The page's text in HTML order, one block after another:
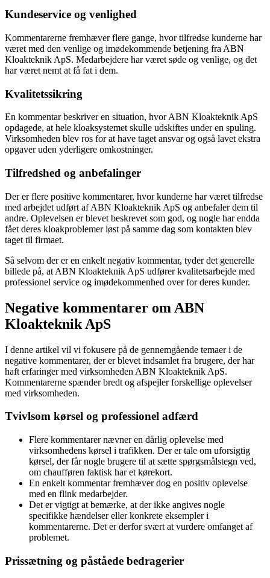
Kundeservice og venlighed
Kommentarerne fremhæver flere gange, hvor tilfredse kunderne har
været med den venlige og imødekommende betjening fra ABN
Kloakteknik ApS. Medarbejdere har været søde og venlige, og det
har været nemt at få fat i dem.
Kvalitetssikring
En kommentar beskriver en situation, hvor ABN Kloakteknik ApS
opdagede, at hele kloaksystemet skulle udskiftes under en spuling.
Virksomheden blev ros for at have taget ansvar og også lavet ekstra
opgaver uden yderligere omkostninger.
Tilfredshed og anbefalinger
Der er flere positive kommentarer, hvor kunderne har været tilfredse
med arbejdet udført af ABN Kloakteknik ApS og anbefaler dem til
andre. Oplevelsen er blevet beskrevet som god, og nogle har endda
fået deres kloakproblemer løst på samme dag som kontakten blev
taget til firmaet.
Så selvom der er en enkelt negativ kommentar, tyder det generelle
billede på, at ABN Kloakteknik ApS udfører kvalitetsarbejde med
professionel service og imødekommenhed over for deres kunder.
Negative kommentarer om ABN
Kloakteknik ApS
I denne artikel vil vi fokusere på de gennemgående temaer i de
negative kommentarer, der er blevet indsamlet fra brugere, der har
haft erfaringer med virksomheden ABN Kloakteknik ApS.
Kommentarerne spænder bredt og afspejler forskellige oplevelser
med virksomheden.
Tvivlsom kørsel og professionel adfærd
Flere kommentarer nævner en dårlig oplevelse med
virksomhedens kørsel i trafikken. Der er tale om uforsigtig
kørsel, der får nogle brugere til at sætte spørgsmålstegn ved,
om chaufføren faktisk har et kørekort.
En enkelt kommentar fremhæver dog en positiv oplevelse
med en flink medarbejder.
Det er vigtigt at bemærke, at der ikke angives nogle
specifikke hændelser eller konkrete eksempler i
kommentarerne. Det er derfor svært at vurdere omfanget af
problemet.
Prissætning og påståede bedragerier